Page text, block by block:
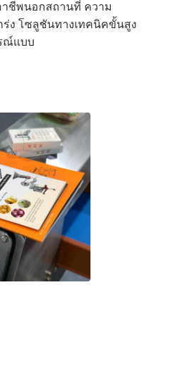
ชีพนอกสถานที่ ความ
ง โซลูชันทางเทคนิคขั้นสูง
ณ์แบบ